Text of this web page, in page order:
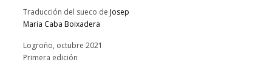
Traducción del sueco de Josep
Maria Caba Boixadera
Logroño, octubre 2021
Primera edición